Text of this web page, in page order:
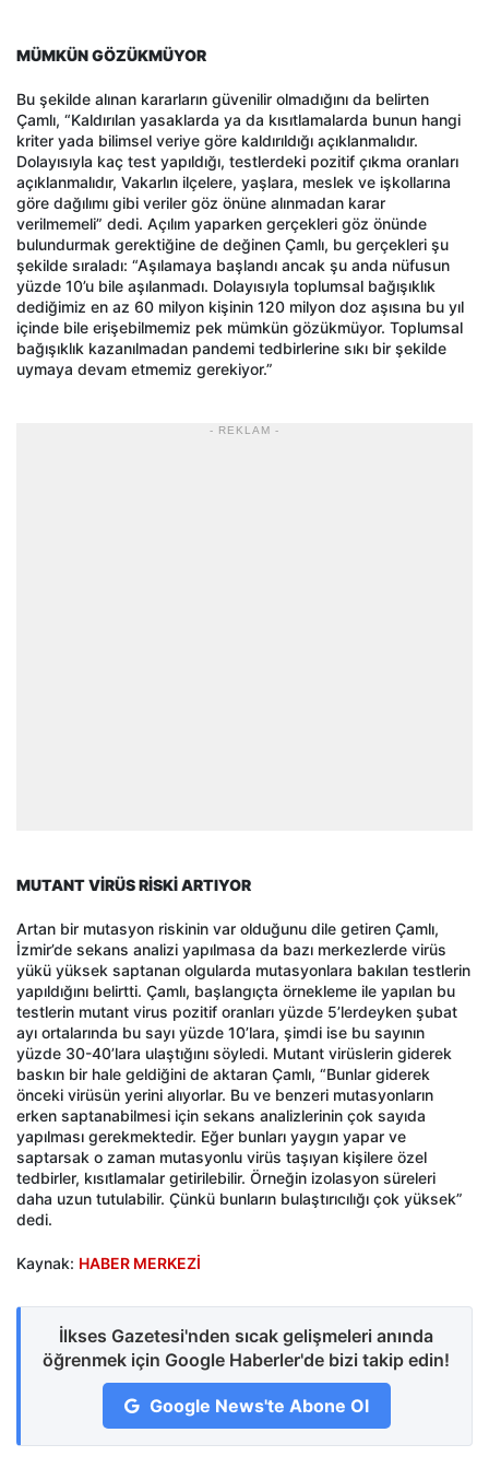
MÜMKÜN GÖZÜKMÜYOR
Bu şekilde alınan kararların güvenilir olmadığını da belirten
Çamlı, “Kaldırılan yasaklarda ya da kısıtlamalarda bunun hangi
kriter yada bilimsel veriye göre kaldırıldığı açıklanmalıdır.
Dolayısıyla kaç test yapıldığı, testlerdeki pozitif çıkma oranları
açıklanmalıdır, Vakarlın ilçelere, yaşlara, meslek ve işkollarına
göre dağılımı gibi veriler göz önüne alınmadan karar
verilmemeli” dedi. Açılım yaparken gerçekleri göz önünde
bulundurmak gerektiğine de değinen Çamlı, bu gerçekleri şu
şekilde sıraladı: “Aşılamaya başlandı ancak şu anda nüfusun
yüzde 10’u bile aşılanmadı. Dolayısıyla toplumsal bağışıklık
dediğimiz en az 60 milyon kişinin 120 milyon doz aşısına bu yıl
içinde bile erişebilmemiz pek mümkün gözükmüyor. Toplumsal
bağışıklık kazanılmadan pandemi tedbirlerine sıkı bir şekilde
uymaya devam etmemiz gerekiyor.”
- REKLAM -
MUTANT VİRÜS RİSKİ ARTIYOR
Artan bir mutasyon riskinin var olduğunu dile getiren Çamlı,
İzmir’de sekans analizi yapılmasa da bazı merkezlerde virüs
yükü yüksek saptanan olgularda mutasyonlara bakılan testlerin
yapıldığını belirtti. Çamlı, başlangıçta örnekleme ile yapılan bu
testlerin mutant virus pozitif oranları yüzde 5’lerdeyken şubat
ayı ortalarında bu sayı yüzde 10’lara, şimdi ise bu sayının
yüzde 30-40’lara ulaştığını söyledi. Mutant virüslerin giderek
baskın bir hale geldiğini de aktaran Çamlı, “Bunlar giderek
önceki virüsün yerini alıyorlar. Bu ve benzeri mutasyonların
erken saptanabilmesi için sekans analizlerinin çok sayıda
yapılması gerekmektedir. Eğer bunları yaygın yapar ve
saptarsak o zaman mutasyonlu virüs taşıyan kişilere özel
tedbirler, kısıtlamalar getirilebilir. Örneğin izolasyon süreleri
daha uzun tutulabilir. Çünkü bunların bulaştırıcılığı çok yüksek”
dedi.
Kaynak: HABER MERKEZİ
İlkses Gazetesi'nden sıcak gelişmeleri anında
öğrenmek için Google Haberler'de bizi takip edin!
Google News'te Abone Ol